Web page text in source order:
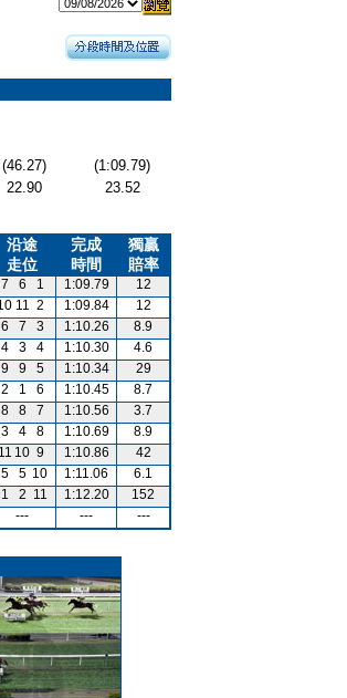
(46.27)
(1:09.79)
22.90
23.52
沿途
走位
完成
時間
獨贏
賠率
7 6 1 1:09.79
12
11 2 1:09.84
12
6 7 3 1:10.26
8.9
4 3 4 1:10.30
4.6
9 9 5 1:10.34
29
2 1 6 1:10.45
8.7
8 8 7 1:10.56
3.7
3 4 8 1:10.69
8.9
11 10 9 1:10.86
42
5 5 10 1:11.06
6.1
1 2 11 1:12.20
152
--- --- ---